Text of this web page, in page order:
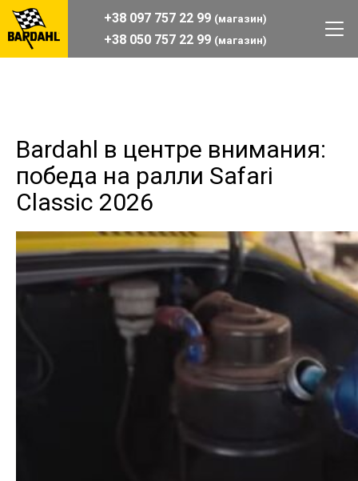
+38 097 757 22 99 (магазин)
+38 050 757 22 99 (магазин)
Bardahl в центре внимания:
победа на ралли Safari
Classic 2026